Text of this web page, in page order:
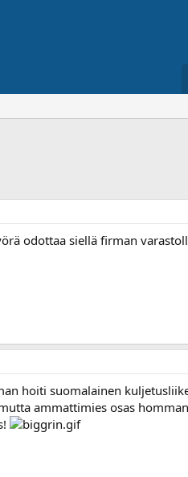
odottaa siellä firman
hoiti suomalainen
ammattimies osas